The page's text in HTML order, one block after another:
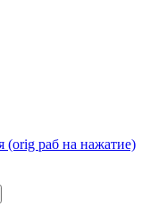
(orig раб на нажатие)